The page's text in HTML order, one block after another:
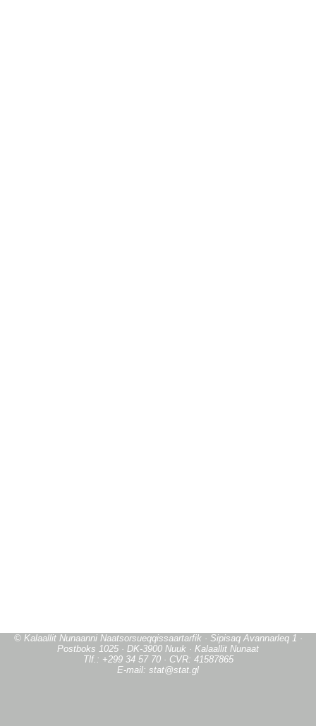
© Kalaallit Nunaanni Naatsorsueqqissaartarfik · Sipisaq Avannarleq 1 ·
Postboks 1025 · DK-3900 Nuuk · Kalaallit Nunaat
Tlf.: +299 34 57 70 · CVR: 41587865
E-mail: stat@stat.gl